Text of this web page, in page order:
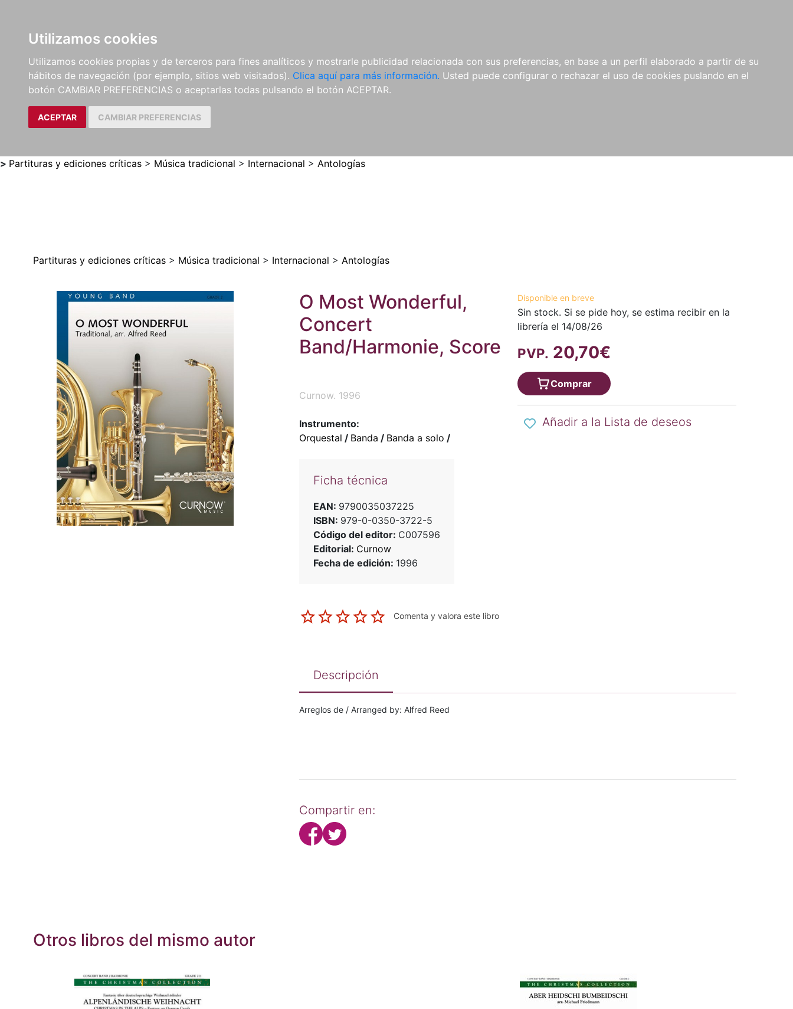
Utilizamos cookies
Utilizamos cookies propias y de terceros para fines analíticos y mostrarle publicidad relacionada con sus preferencias, en base a un perfil elaborado a partir de su
hábitos de navegación (por ejemplo, sitios web visitados). Clica aquí para más información. Usted puede configurar o rechazar el uso de cookies puslando en el
botón CAMBIAR PREFERENCIAS o aceptarlas todas pulsando el botón ACEPTAR.
ACEPTAR CAMBIAR PREFERENCIAS
LIBROS
MÉTODOS Y
EJERCICIOS
PARTITURAS Y EDICIONES
CRÍTICAS
REVISTAS
CDS Y
DVDS
MATERIAL
COMPLEMENTARIO
NOVEDADES NOTICIAS
COMPRAS
INSTITUCIONALES
> Partituras y ediciones críticas > Música tradicional > Internacional > Antologías
Partituras y ediciones críticas > Música tradicional > Internacional > Antologías
O Most Wonderful,
Concert
Band/Harmonie, Score
Curnow. 1996
Instrumento:
Orquestal / Banda / Banda a solo /
Ficha técnica
EAN: 9790035037225
ISBN: 979-0-0350-3722-5
Código del editor: C007596
Editorial: Curnow
Fecha de edición: 1996
Comenta y valora este libro
Disponible en breve
Sin stock. Si se pide hoy, se estima recibir en la
librería el 14/08/26
PVP. 20,70€
Comprar
Añadir a la Lista de deseos
Descripción
Arreglos de / Arranged by: Alfred Reed
Compartir en:
Otros libros del mismo autor